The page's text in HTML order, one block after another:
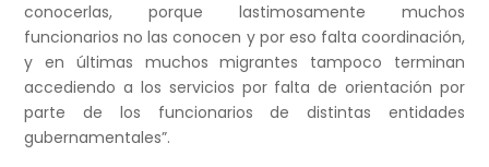
conocerlas, porque lastimosamente muchos
funcionarios no las conocen y por eso falta coordinación,
y en últimas muchos migrantes tampoco terminan
accediendo a los servicios por falta de orientación por
parte de los funcionarios de distintas entidades
gubernamentales”.